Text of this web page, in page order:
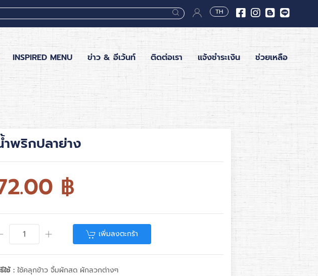
TH
INSPIRED MENU ข่าว & อีเว้นท์ ติดต่อเรา แจ้งชำระเงิน ช่วยเหลือ
ำพริกปลาย่าง
฿
เพิ่มลงตะกร้า
ใช้ : ใช้คลุกข้าว จิ้มผักสด ผักลวกต่างๆ